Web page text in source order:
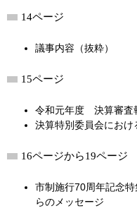
14ページ
議事内容（抜粋）
15ページ
令和元年度 決算審査
決算特別委員会におけ
16ページから19ページ
市制施行70周年記念
らのメッセージ